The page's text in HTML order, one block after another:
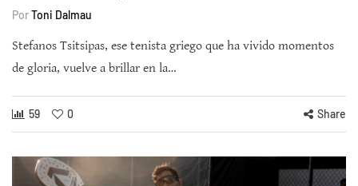
PorToni Dalmau
Stefanos Tsitsipas, ese tenista griego que ha vivido momentos
de gloria, vuelve a brillar en la…
59 0 Share